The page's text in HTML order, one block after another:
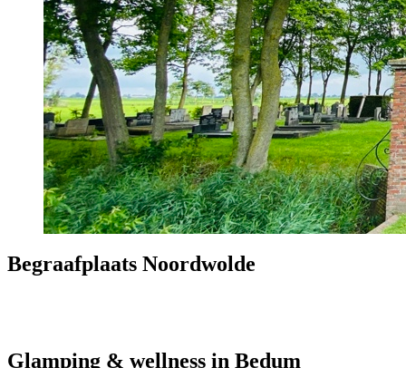
Begraafplaats Noordwolde
Glamping & wellness in Bedum